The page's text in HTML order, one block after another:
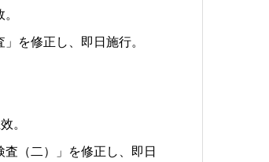
を修正し、即日施行。
。
（二）」を修正し、即日